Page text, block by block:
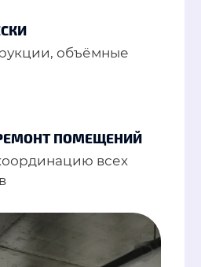
объёмные
ПОМЕЩЕНИЙ
всех